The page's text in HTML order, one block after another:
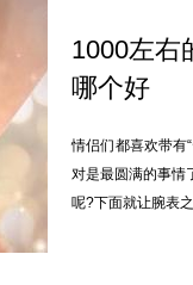
1000左右
哪个好
情侣们都喜欢带有
对是最圆满的事情
呢?下面就让腕表